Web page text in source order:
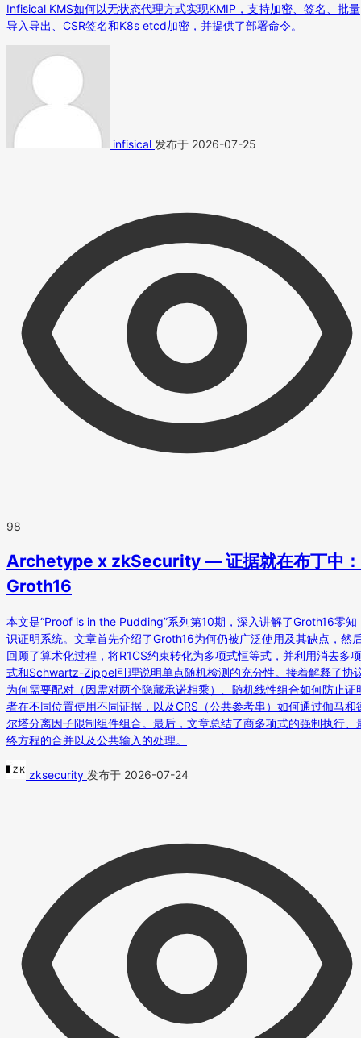
Infisical KMS如何以无状态代理方式实现KMIP，支持加密、签名、批量
导入导出、CSR签名和K8s etcd加密，并提供了部署命令。
infisical 发布于 2026-07-25
98
Archetype x zkSecurity — 证据就在布丁中：
Groth16
本文是“Proof is in the Pudding”系列第10期，深入讲解了Groth16零知
识证明系统。文章首先介绍了Groth16为何仍被广泛使用及其缺点，然
回顾了算术化过程，将R1CS约束转化为多项式恒等式，并利用消去多项
式和Schwartz-Zippel引理说明单点随机检测的充分性。接着解释了协
为何需要配对（因需对两个隐藏承诺相乘）、随机线性组合如何防止证
者在不同位置使用不同证据，以及CRS（公共参考串）如何通过伽马和
尔塔分离因子限制组件组合。最后，文章总结了商多项式的强制执行、
终方程的合并以及公共输入的处理。
zksecurity 发布于 2026-07-24